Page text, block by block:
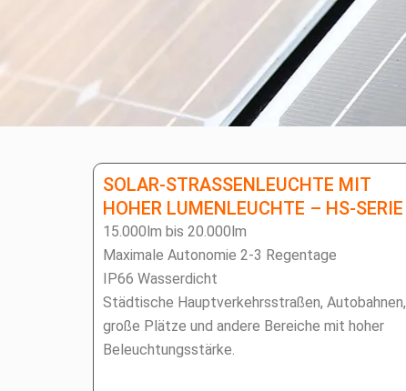
SOLAR-STRASSENLEUCHTE MIT
HOHER LUMENLEUCHTE – HS-SERIE
15.000lm bis 20.000lm
Maximale Autonomie 2-3 Regentage
IP66 Wasserdicht
Städtische Hauptverkehrsstraßen, Autobahnen,
große Plätze und andere Bereiche mit hoher
Beleuchtungsstärke.